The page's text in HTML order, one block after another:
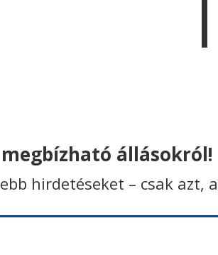
állásokról!
hirdetéseket – csak azt,